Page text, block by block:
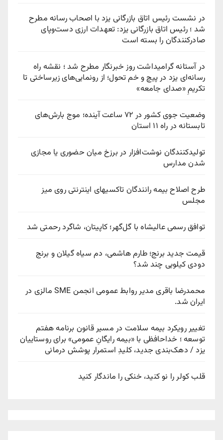
در نشست رئیس اتاق بازرگانی یزد با اصحاب رسانه مطرح
شد ؛ رئیس اتاق بازرگانی یزد: تعهدات ارزی دست‌وپای
صادرکنندگان را بسته است
در آستانه گرامیداشت روز خبرنگار مطرح شد ؛ نقشه راه
رسانه‌ای یزد در پیچ‌ و خم تحول؛ از رونمایی‌های زیرساختی تا
تکریمِ «صدای جامعه»
وضعیت جوی کشور در ۷۲ ساعت آینده؛ موج بارش‌های
تابستانه در راه ۱۱ استان
تولیدکنندگان نوشت‌افزار در برزخ میان حضوری یا مجازی
شدن مدارس
طرح اصلاح بیمه رانندگان تاکسیهای اینترنتی روی میز
مجلس
توافق رسمی عالیشاه با گل‌گهر؛ کاپیتان، شاگرد رحمتی شد
قیمت جدید برنج؛ طارم هاشمی، دم سیاه گیلان و برنج
دودی کیلویی چند شد؟
محمدرضا باقری مدیر روابط عمومی انجمن SME مالزی در
ایران شد.
تغییر رویکرد بیمه سلامت در مسیر قانون برنامه هفتم
توسعه ؛ خداحافظی با «بیمه رایگانِ عمومی» برای روستاییان
یزد / دهک‌بندی جدید، کلیدِ استمرار پوشش درمانی
قلب کولر را نو کنید، خنکی را ماندگار کنید